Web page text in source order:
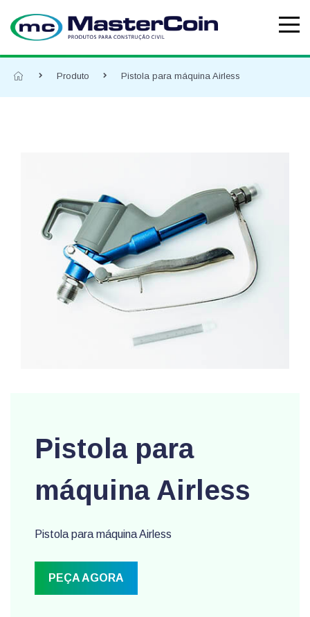
Produto Pistola para máquina Airless
Pistola para
máquina Airless
Pistola para máquina Airless
PEÇA AGORA